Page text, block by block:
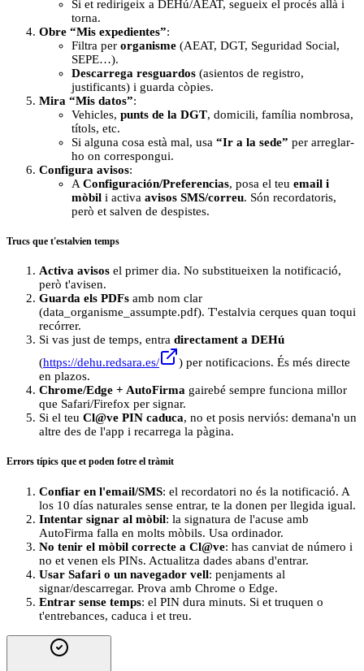
Si et redirigeix a DEHú/AEAT, segueix el procés allà i
torna.
Obre “Mis expedientes”:
Filtra per organisme (AEAT, DGT, Seguridad Social,
SEPE…).
Descarrega resguardos (asientos de registro,
justificants) i guarda còpies.
Mira “Mis datos”:
Vehicles, punts de la DGT, domicili, família nombrosa,
títols, etc.
Si alguna cosa està mal, usa “Ir a la sede” per arreglar-
ho on correspongui.
Configura avisos:
A Configuración/Preferencias, posa el teu email i
mòbil i activa avisos SMS/correu. Són recordatoris,
però et salven de despistes.
Trucs que t'estalvien temps
Activa avisos el primer dia. No substitueixen la notificació,
però t'avisen.
Guarda els PDFs amb nom clar
(data_organisme_assumpte.pdf). T'estalvia cerques quan toqui
recórrer.
Si vas just de temps, entra directament a DEHú
(https://dehu.redsara.es/
) per notificacions. És més directe
en plazos.
Chrome/Edge + AutoFirma gairebé sempre funciona millor
que Safari/Firefox per signar.
Si el teu Cl@ve PIN caduca, no et posis nerviós: demana'n un
altre des de l'app i recarrega la pàgina.
Errors típics que et poden fotre el tràmit
Confiar en l'email/SMS: el recordatori no és la notificació. A
los 10 días naturales sense entrar, te la donen per llegida igual.
Intentar signar al mòbil: la signatura de l'acuse amb
AutoFirma falla en molts mòbils. Usa ordinador.
No tenir el mòbil correcte a Cl@ve: has canviat de número i
no et venen els PINs. Actualitza dades abans d'entrar.
Usar Safari o un navegador vell: penjaments al
signar/descarregar. Prova amb Chrome o Edge.
Entrar sense temps: el PIN dura minuts. Si et truquen o
t'entrebances, caduca i et treu.